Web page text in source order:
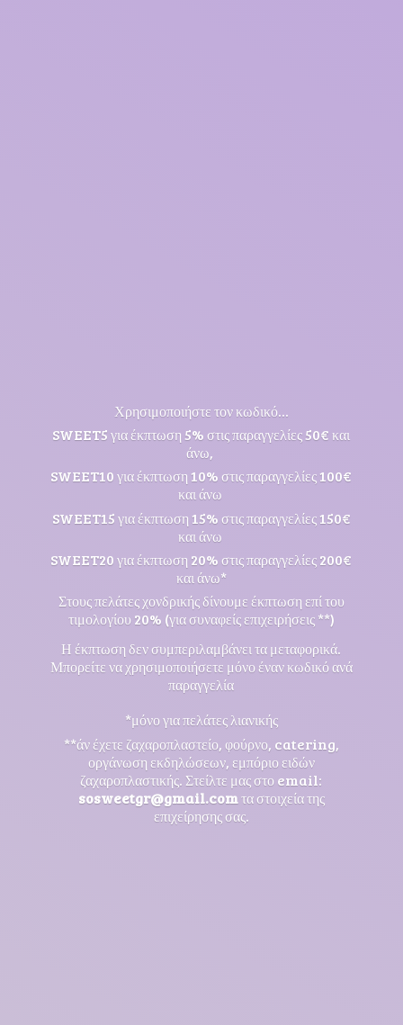
Χρησιμοποιήστε τον κωδικό...
SWEET5 για έκπτωση 5% στις παραγγελίες 50€ και
άνω,
SWEET10 για έκπτωση 10% στις παραγγελίες 100€
και άνω
SWEET15 για έκπτωση 15% στις παραγγελίες 150€
και άνω
SWEET20 για έκπτωση 20% στις παραγγελίες 200€
και άνω*
Στους πελάτες χονδρικής δίνουμε έκπτωση επί του
τιμολογίου 20% (για συναφείς επιχειρήσεις **)
Η έκπτωση δεν συμπεριλαμβάνει τα μεταφορικά.
Μπορείτε να χρησιμοποιήσετε μόνο έναν κωδικό ανά
παραγγελία
*μόνο για πελάτες λιανικής
**άν έχετε ζαχαροπλαστείο, φούρνο, catering,
οργάνωση εκδηλώσεων, εμπόριο ειδών
ζαχαροπλαστικής. Στείλτε μας στο email:
sosweetgr@gmail.comτα στοιχεία της
επιχείρησης σας.